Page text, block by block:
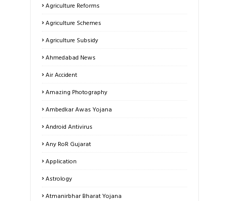
Agriculture Reforms
Agriculture Schemes
Agriculture Subsidy
Ahmedabad News
Air Accident
Amazing Photography
Ambedkar Awas Yojana
Android Antivirus
Any RoR Gujarat
Application
Astrology
Atmanirbhar Bharat Yojana